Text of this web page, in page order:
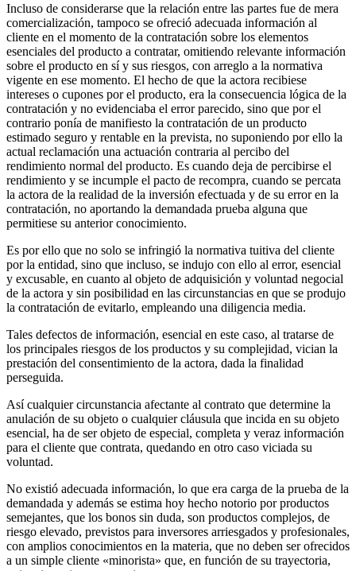
Incluso de considerarse que la relación entre las partes fue de mera
comercialización, tampoco se ofreció adecuada información al
cliente en el momento de la contratación sobre los elementos
esenciales del producto a contratar, omitiendo relevante información
sobre el producto en sí y sus riesgos, con arreglo a la normativa
vigente en ese momento. El hecho de que la actora recibiese
intereses o cupones por el producto, era la consecuencia lógica de la
contratación y no evidenciaba el error parecido, sino que por el
contrario ponía de manifiesto la contratación de un producto
estimado seguro y rentable en la prevista, no suponiendo por ello la
actual reclamación una actuación contraria al percibo del
rendimiento normal del producto. Es cuando deja de percibirse el
rendimiento y se incumple el pacto de recompra, cuando se percata
la actora de la realidad de la inversión efectuada y de su error en la
contratación, no aportando la demandada prueba alguna que
permitiese su anterior conocimiento.
Es por ello que no solo se infringió la normativa tuitiva del cliente
por la entidad, sino que incluso, se indujo con ello al error, esencial
y excusable, en cuanto al objeto de adquisición y voluntad negocial
de la actora y sin posibilidad en las circunstancias en que se produjo
la contratación de evitarlo, empleando una diligencia media.
Tales defectos de información, esencial en este caso, al tratarse de
los principales riesgos de los productos y su complejidad, vician la
prestación del consentimiento de la actora, dada la finalidad
perseguida.
Así cualquier circunstancia afectante al contrato que determine la
anulación de su objeto o cualquier cláusula que incida en su objeto
esencial, ha de ser objeto de especial, completa y veraz información
para el cliente que contrata, quedando en otro caso viciada su
voluntad.
No existió adecuada información, lo que era carga de la prueba de la
demandada y además se estima hoy hecho notorio por productos
semejantes, que los bonos sin duda, son productos complejos, de
riesgo elevado, previstos para inversores arriesgados y profesionales,
con amplios conocimientos en la materia, que no deben ser ofrecidos
a un simple cliente «minorista» que, en función de su trayectoria,